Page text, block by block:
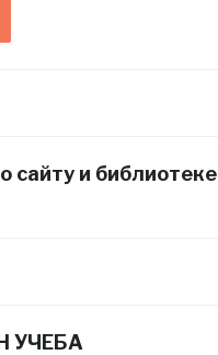
сайту и библиотеке
УЧЕБА